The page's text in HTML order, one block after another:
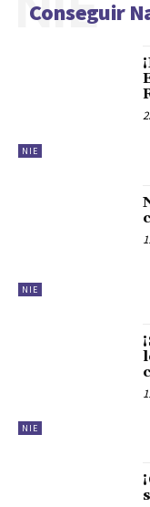
Conseguir
NIE
NIE
NIE